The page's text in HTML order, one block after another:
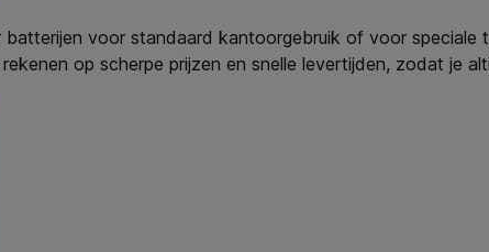
voor standaard kantoorgebruik of voor
op scherpe prijzen en snelle levertijden, zodat je